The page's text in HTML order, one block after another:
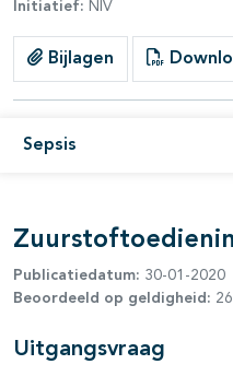
Initiatief: NIV
Bijlagen
Sepsis
open- en
Publicatiedatum: 30-01-2020
Beoordeeld op geldigheid:
Uitgangsvraag